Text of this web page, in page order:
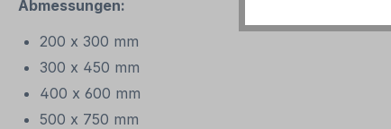
Abmessungen:
200 x 300 mm
300 x 450 mm
400 x 600 mm
500 x 750 mm